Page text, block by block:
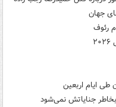
جهان
رئوف
جنایاتش نمی‌شود